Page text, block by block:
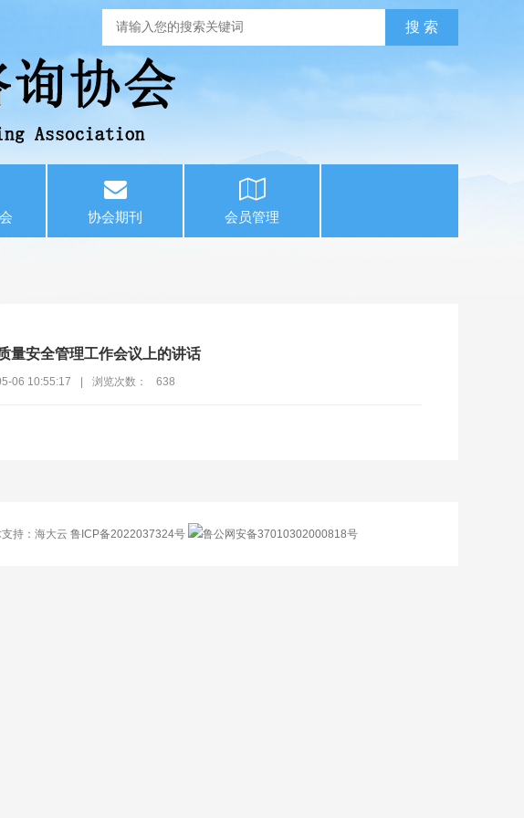
协会期刊 会员管理
量安全管理工作会议上的讲话
06 10:55:17 浏览次数： 638
持：海大云 鲁ICP备2022037324号 鲁公网安备37010302000818号